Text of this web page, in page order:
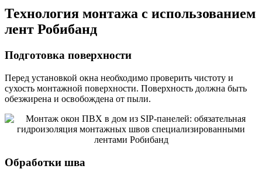
Технология монтажа с использованием
лент Робибанд
Подготовка поверхности
Перед установкой окна необходимо проверить чистоту и
сухость монтажной поверхности. Поверхность должна быть
обезжирена и освобождена от пыли.
Обработки шва